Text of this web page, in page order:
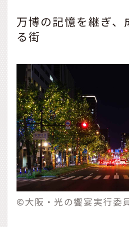
万博の記憶を継ぎ、
る街
©大阪・光の饗宴実行委